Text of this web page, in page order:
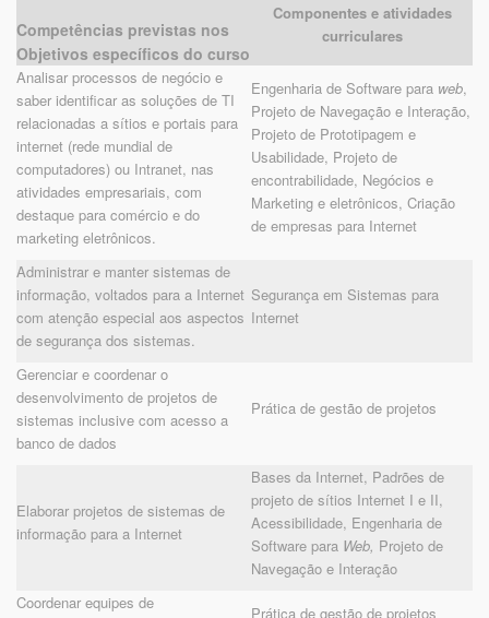
Competências previstas nos
Objetivos específicos do curso
Componentes e atividades
curriculares
Analisar processos de negócio e
saber identificar as soluções de TI
relacionadas a sítios e portais para
internet (rede mundial de
computadores) ou Intranet, nas
atividades empresariais, com
destaque para comércio e do
marketing eletrônicos.
Engenharia de Software para web,
Projeto de Navegação e Interação,
Projeto de Prototipagem e
Usabilidade, Projeto de
encontrabilidade, Negócios e
Marketing e eletrônicos, Criação
de empresas para Internet
Administrar e manter sistemas de
informação, voltados para a Internet
com atenção especial aos aspectos
de segurança dos sistemas.
Segurança em Sistemas para
Internet
Gerenciar e coordenar o
desenvolvimento de projetos de
sistemas inclusive com acesso a
banco de dados
Prática de gestão de projetos
Elaborar projetos de sistemas de
informação para a Internet
Bases da Internet, Padrões de
projeto de sítios Internet I e II,
Acessibilidade, Engenharia de
Software para Web, Projeto de
Navegação e Interação
Coordenar equipes de
Prática de gestão de projetos